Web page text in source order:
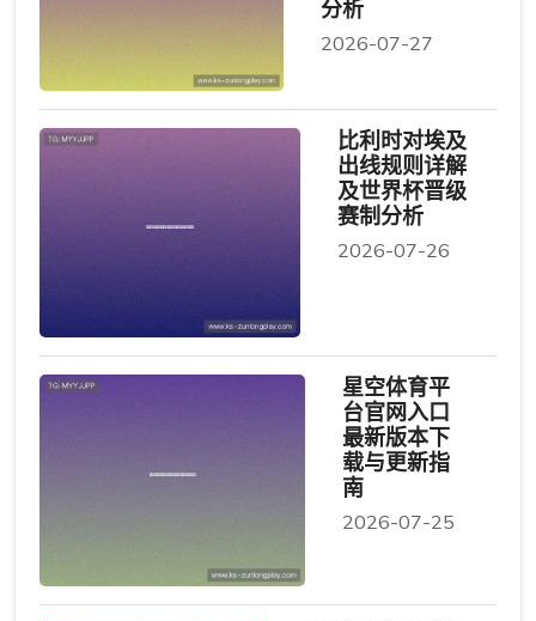
分析
2026-07-27
比利时对埃及
出线规则详解
及世界杯晋级
赛制分析
2026-07-26
星空体育平
台官网入口
最新版本下
载与更新指
南
2026-07-25